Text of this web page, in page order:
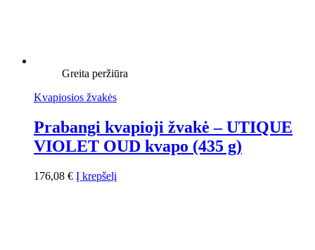
Greita peržiūra
Kvapiosios žvakės
Prabangi kvapioji žvakė – UTIQUE
VIOLET OUD kvapo (435 g)
176,08 € Į krepšelį